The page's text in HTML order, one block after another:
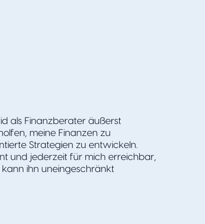
als Finanzberater äußerst
meine Finanzen zu
Strategien zu entwickeln.
und jederzeit für mich erreichbar,
ihn uneingeschränkt